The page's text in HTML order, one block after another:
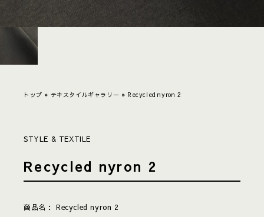
トップ » テキスタイルギャラリー » Recycled nyron 2
STYLE & TEXTILE
Recycled nyron 2
商品名：
Recycled nyron 2